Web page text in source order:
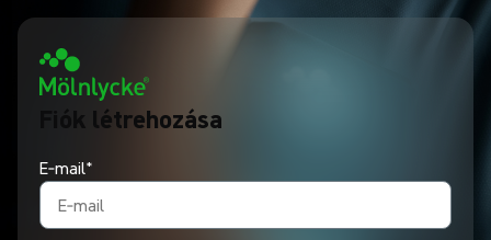
Fiók létrehozása
E‑mail*